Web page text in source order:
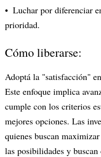
Luchar por diferenciar
prioridad.
Cómo liberarse:
Adoptá la "satisfacción"
Este enfoque implica
cumple con los criterios
mejores opciones. Las
quienes buscan
las posibilidades y